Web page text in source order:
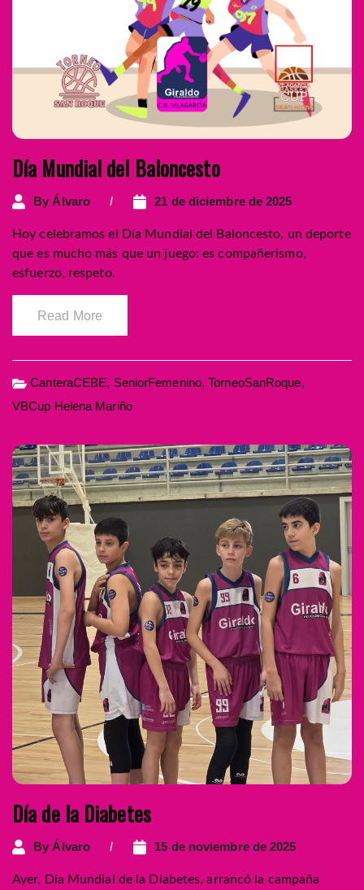
Día Mundial del Baloncesto
By Álvaro 21 de diciembre de 2025
Hoy celebramos el Día Mundial del Baloncesto, un deporte
que es mucho más que un juego: es compañerismo,
esfuerzo, respeto.
Read More
CanteraCEBE, SeniorFemenino,TorneoSanRoque,
VBCup Helena Mariño
Día de la Diabetes
By Álvaro 15 de noviembre de 2025
Ayer, Día Mundial de la Diabetes, arrancó la campaña